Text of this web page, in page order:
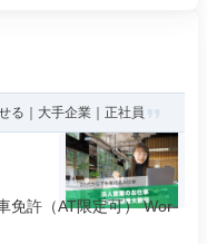
る｜大手企業｜正社員
免許（AT限定可） Wor